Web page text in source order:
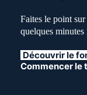
Faites le point
quelques minutes
Découvrir le
Commencer le